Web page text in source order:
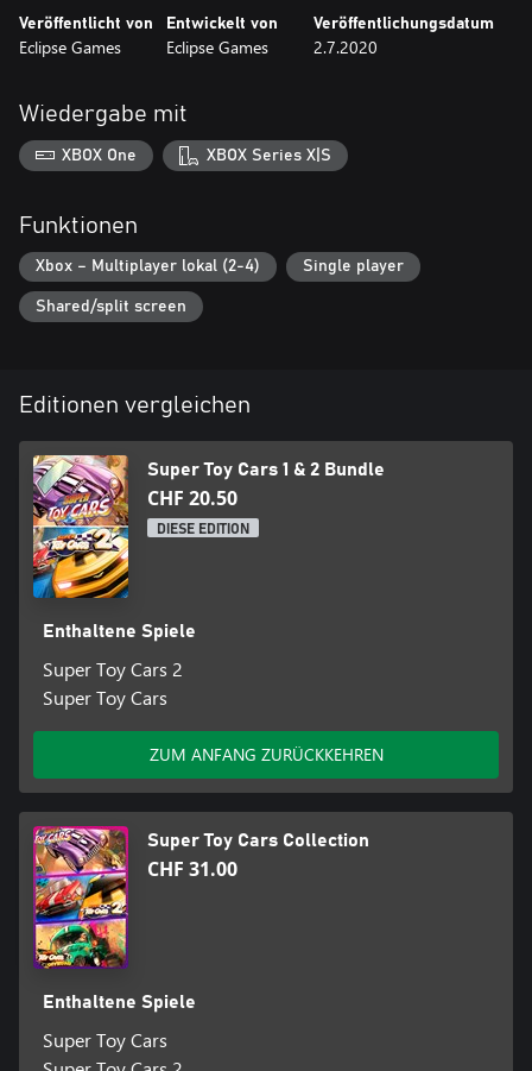
– 20 verschiedene Autos in 5 verschiedenen Fahrzeugklassen
– 16 verschiedene Strecken
Lackierungen für deine Autos freischalten kannst
– Lokaler Mehrspielermodus für bis zu 2 Spieler
– Hochqualitativer Soundtrack
Veröffentlicht von
Eclipse Games
Entwickelt von
Eclipse Games
Veröffentlichungsdatum
2.7.2020
Wiedergabe mit
XBOX One XBOX Series X|S
Funktionen
Xbox – Multiplayer lokal (2-4) Single player
Shared/split screen
Editionen vergleichen
Super Toy Cars 1 & 2 Bundle
CHF 20.50
DIESE EDITION
Enthaltene Spiele
Super Toy Cars 2
Super Toy Cars
ZUM ANFANG ZURÜCKKEHREN
Super Toy Cars Collection
CHF 31.00
Enthaltene Spiele
Super Toy Cars